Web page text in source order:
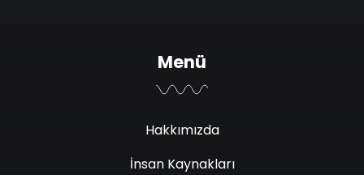
Menü
Hakkımızda
İnsan Kaynakları